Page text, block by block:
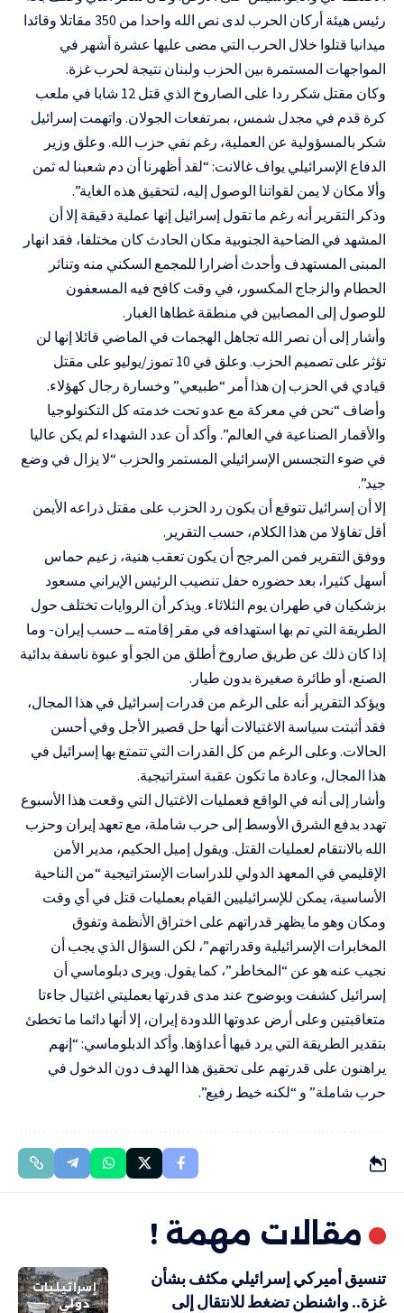
رئيس هيئة أركان الحرب لدى نص الله واحدا من 350 مقاتلا وقائدا
ميدانيا قتلوا خلال الحرب التي مضى عليها عشرة أشهر في
المواجهات المستمرة بين الحزب ولبنان نتيجة لحرب غزة.
وكان مقتل شكر ردا على الصاروخ الذي قتل 12 شابا في ملعب
كرة قدم في مجدل شمس، بمرتفعات الجولان. واتهمت إسرائيل
شكر بالمسؤولية عن العملية، رغم نفي حزب الله. وعلق وزير
الدفاع الإسرائيلي يواف غالانت: “لقد أظهرنا أن دم شعبنا له ثمن
وألا مكان لا يمن لقواتنا الوصول إليه، لتحقيق هذه الغاية”.
وذكر التقرير أنه رغم ما تقول إسرائيل إنها عملية دقيقة إلا أن
المشهد في الضاحية الجنوبية مكان الحادث كان مختلفا، فقد انهار
المبنى المستهدف وأحدث أضرارا للمجمع السكني منه وتناثر
الحطام والزجاج المكسور، في وقت كافح فيه المسعفون
للوصول إلى المصابين في منطقة غطاها الغبار.
وأشار إلى أن نصر الله تجاهل الهجمات في الماضي قائلا إنها لن
تؤثر على تصميم الحزب. وعلق في 10 تموز/يوليو على مقتل
قيادي في الحزب إن هذا أمر “طبيعي” وخسارة رجال كهؤلاء.
وأضاف “نحن في معركة مع عدو تحت خدمته كل التكنولوجيا
والأقمار الصناعية في العالم”. وأكد أن عدد الشهداء لم يكن عاليا
في ضوء التجسس الإسرائيلي المستمر والحزب “لا يزال في وضع
جيد”.
إلا أن إسرائيل تتوقع أن يكون رد الحزب على مقتل ذراعه الأيمن
أقل تفاؤلا من هذا الكلام، حسب التقرير.
ووفق التقرير فمن المرجح أن يكون تعقب هنية، زعيم حماس
أسهل كثيرا، بعد حضوره حفل تنصيب الرئيس الإيراني مسعود
بزشكيان في طهران يوم الثلاثاء. ويذكر أن الروايات تختلف حول
الطريقة التي تم بها استهدافه في مقر إقامته ــ حسب إيران- وما
إذا كان ذلك عن طريق صاروخ أطلق من الجو أو عبوة ناسفة بدائية
الصنع، أو طائرة صغيرة بدون طيار.
ويؤكد التقرير أنه على الرغم من قدرات إسرائيل في هذا المجال،
فقد أثبتت سياسة الاغتيالات أنها حل قصير الأجل وفي أحسن
الحالات. وعلى الرغم من كل القدرات التي تتمتع بها إسرائيل في
هذا المجال، وعادة ما تكون عقبة استراتيجية.
وأشار إلى أنه في الواقع فعمليات الاغتيال التي وقعت هذا الأسبوع
تهدد بدفع الشرق الأوسط إلى حرب شاملة، مع تعهد إيران وحزب
الله بالانتقام لعمليات القتل. ويقول إميل الحكيم، مدير الأمن
الإقليمي في المعهد الدولي للدراسات الإستراتيجية “من الناحية
الأساسية، يمكن للإسرائيليين القيام بعمليات قتل في أي وقت
ومكان وهو ما يظهر قدراتهم على اختراق الأنظمة وتفوق
المخابرات الإسرائيلية وقدراتهم”، لكن السؤال الذي يجب أن
نجيب عنه هو عن “المخاطر”، كما يقول. ويرى دبلوماسي أن
إسرائيل كشفت وبوضوح عند مدى قدرتها بعمليتي اغتيال جاءتا
متعاقبتين وعلى أرض عدوتها اللدودة إيران، إلا أنها دائما ما تخطئ
بتقدير الطريقة التي يرد فيها أعداؤها. وأكد الدبلوماسي: “إنهم
يراهنون على قدرتهم على تحقيق هذا الهدف دون الدخول في
حرب شاملة” و “لكنه خيط رفيع”.
مقالات مهمة !
إسرائيليات
دولي
تنسيق أميركي إسرائيلي مكثف بشأن
غزة.. واشنطن تضغط للانتقال إلى